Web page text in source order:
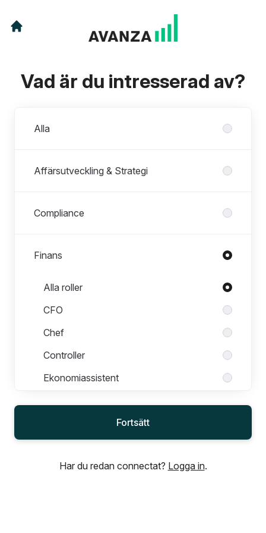
Vad är du intresserad av?
Alla
Affärsutveckling & Strategi
Compliance
Finans
Roller i Finans
Alla roller
CFO
Chef
Controller
Ekonomiassistent
Rapportering & Kapitaltäckning
Fortsätt
Har du redan connectat? Logga in.